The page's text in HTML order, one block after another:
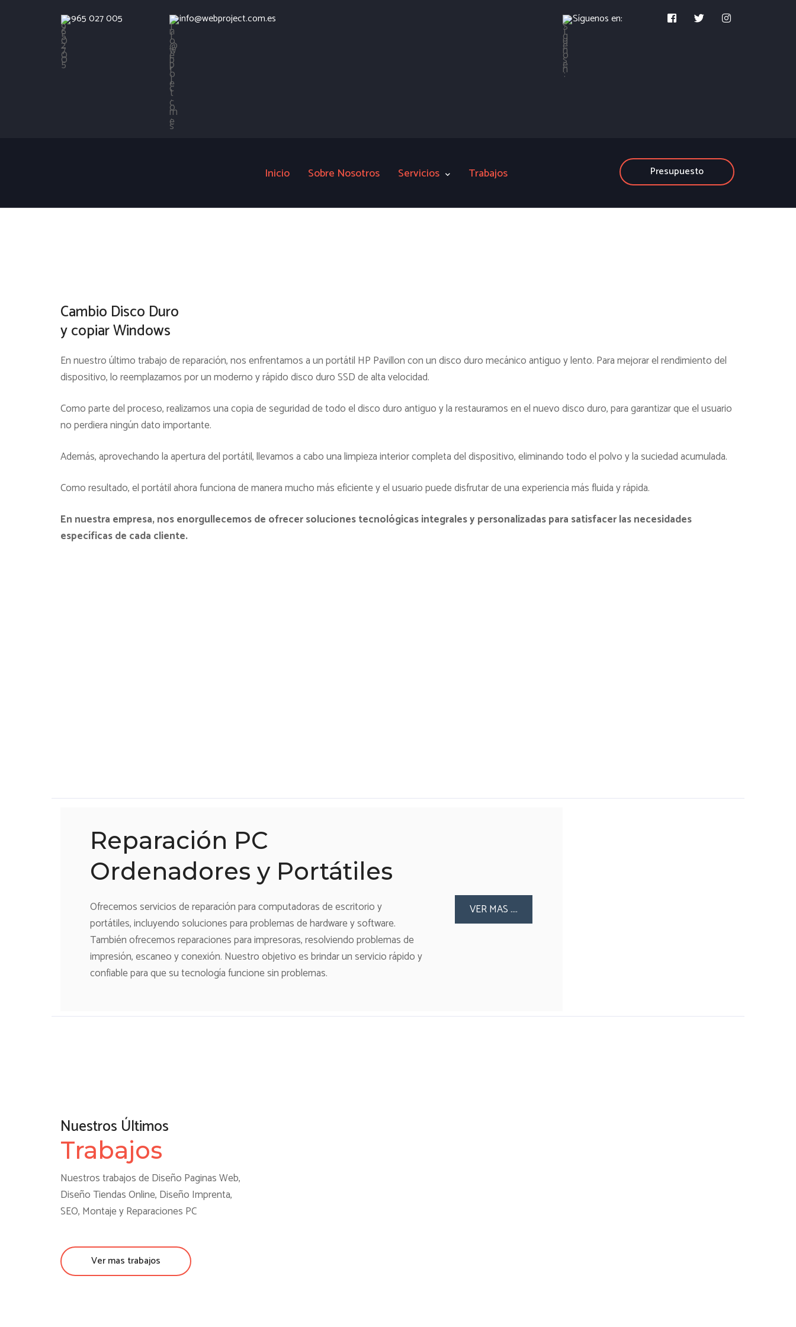
965 027 005 info@webproject.com.es Síguenos en:
Inicio Sobre Nosotros Servicios Trabajos Presupuesto
Cambio Disco Duro
y copiar Windows
En nuestro último trabajo de reparación, nos enfrentamos a un portátil HP Pavillon con un disco duro mecánico antiguo y lento. Para mejorar el rendimiento del
dispositivo, lo reemplazamos por un moderno y rápido disco duro SSD de alta velocidad.
Como parte del proceso, realizamos una copia de seguridad de todo el disco duro antiguo y la restauramos en el nuevo disco duro, para garantizar que el usuario
no perdiera ningún dato importante.
Además, aprovechando la apertura del portátil, llevamos a cabo una limpieza interior completa del dispositivo, eliminando todo el polvo y la suciedad acumulada.
Como resultado, el portátil ahora funciona de manera mucho más eficiente y el usuario puede disfrutar de una experiencia más fluida y rápida.
En nuestra empresa, nos enorgullecemos de ofrecer soluciones tecnológicas integrales y personalizadas para satisfacer las necesidades
específicas de cada cliente.
Reparación PC
Ordenadores y Portátiles
Ofrecemos servicios de reparación para computadoras de escritorio y
portátiles, incluyendo soluciones para problemas de hardware y software.
También ofrecemos reparaciones para impresoras, resolviendo problemas de
impresión, escaneo y conexión. Nuestro objetivo es brindar un servicio rápido y
confiable para que su tecnología funcione sin problemas.
VER MAS ....
Nuestros Últimos
Trabajos
Nuestros trabajos de Diseño Paginas Web,
Diseño Tiendas Online, Diseño Imprenta,
SEO, Montaje y Reparaciones PC
Ver mas trabajos